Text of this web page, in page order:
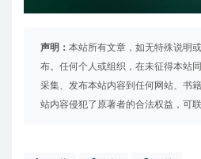
声明： 本站所有文章，如无特殊说明
布。任何个人或组织，在未征得本站
采集、发布本站内容到任何网站、书
站内容侵犯了原著者的合法权益，可